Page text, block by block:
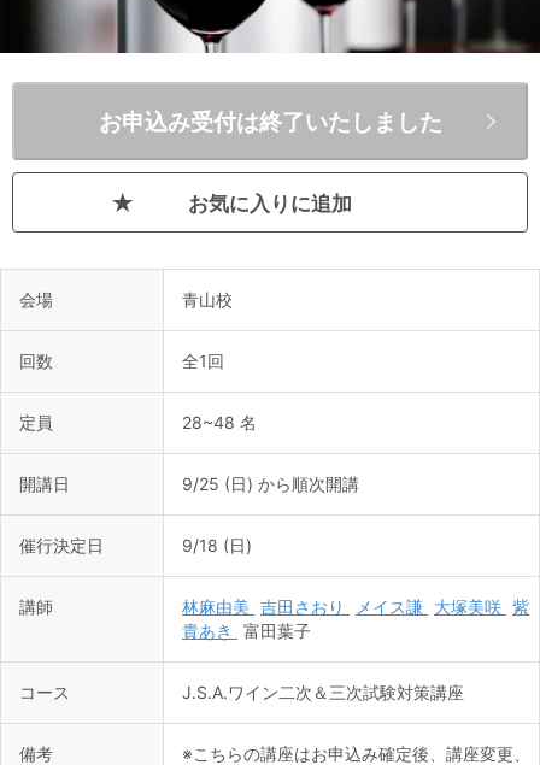
お気に入りに追加
お申込み受付は終了いたしました
会場 青山校
回数 全1回
定員 28~48 名
開講日 9/25 (日) から順次開講
催行決定日 9/18 (日)
講師 林麻由美 吉田さおり メイス謙 大塚美咲 紫
貴あき
富田葉子
コース J.S.A.ワイン二次＆三次試験対策講座
備考
※こちらの講座はお申込み確定後、講座変更、